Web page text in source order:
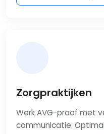
Zorgpraktijken
Werk AVG-proof met
communicatie.